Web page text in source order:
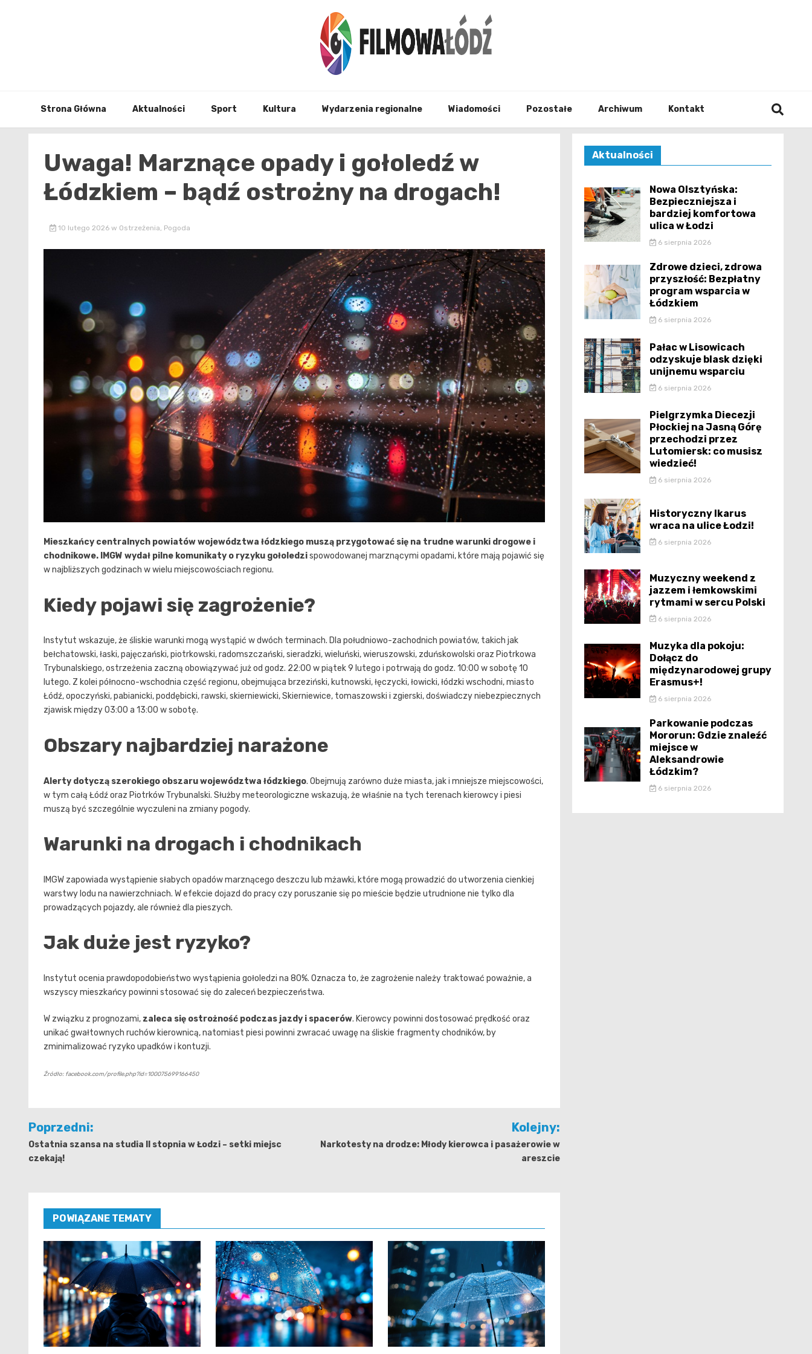
Strona Główna Aktualności Sport Kultura Wydarzenia regionalne Wiadomości Pozostałe Archiwum Kontakt
Uwaga! Marznące opady i gołoledź w
Łódzkiem – bądź ostrożny na drogach!
10 lutego 2026 w Ostrzeżenia, Pogoda
Mieszkańcy centralnych powiatów województwa łódzkiego muszą przygotować się na trudne warunki drogowe i
chodnikowe. IMGW wydał pilne komunikaty o ryzyku gołoledzispowodowanej marznącymi opadami, które mają pojawić się
w najbliższych godzinach w wielu miejscowościach regionu.
Kiedy pojawi się zagrożenie?
Instytut wskazuje, że śliskie warunki mogą wystąpić w dwóch terminach. Dla południowo-zachodnich powiatów, takich jak
bełchatowski, łaski, pajęczański, piotrkowski, radomszczański, sieradzki, wieluński, wieruszowski, zduńskowolski oraz Piotrkowa
Trybunalskiego, ostrzeżenia zaczną obowiązywać już od godz. 22:00 w piątek 9 lutego i potrwają do godz. 10:00 w sobotę 10
lutego. Z kolei północno-wschodnia część regionu, obejmująca brzeziński, kutnowski, łęczycki, łowicki, łódzki wschodni, miasto
Łódź, opoczyński, pabianicki, poddębicki, rawski, skierniewicki, Skierniewice, tomaszowski i zgierski, doświadczy niebezpiecznych
zjawisk między 03:00 a 13:00 w sobotę.
Obszary najbardziej narażone
Alerty dotyczą szerokiego obszaru województwa łódzkiego. Obejmują zarówno duże miasta, jak i mniejsze miejscowości,
w tym całą Łódź oraz Piotrków Trybunalski. Służby meteorologiczne wskazują, że właśnie na tych terenach kierowcy i piesi
muszą być szczególnie wyczuleni na zmiany pogody.
Warunki na drogach i chodnikach
IMGW zapowiada wystąpienie słabych opadów marznącego deszczu lub mżawki, które mogą prowadzić do utworzenia cienkiej
warstwy lodu na nawierzchniach. W efekcie dojazd do pracy czy poruszanie się po mieście będzie utrudnione nie tylko dla
prowadzących pojazdy, ale również dla pieszych.
Jak duże jest ryzyko?
Instytut ocenia prawdopodobieństwo wystąpienia gołoledzi na 80%. Oznacza to, że zagrożenie należy traktować poważnie, a
wszyscy mieszkańcy powinni stosować się do zaleceń bezpieczeństwa.
W związku z prognozami, zaleca się ostrożność podczas jazdy i spacerów. Kierowcy powinni dostosować prędkość oraz
unikać gwałtownych ruchów kierownicą, natomiast piesi powinni zwracać uwagę na śliskie fragmenty chodników, by
zminimalizować ryzyko upadków i kontuzji.
Źródło: facebook.com/profile.php?id=100075699166450
Nawigacja
wpisu
Poprzedni:
Ostatnia szansa na studia II stopnia w Łodzi – setki miejsc
czekają!
Kolejny:
Narkotesty na drodze: Młody kierowca i pasażerowie w
areszcie
POWIĄZANE TEMATY
Aktualności
Nowa Olsztyńska:
Bezpieczniejsza i
bardziej komfortowa
ulica w Łodzi
6 sierpnia 2026
Zdrowe dzieci, zdrowa
przyszłość: Bezpłatny
program wsparcia w
Łódzkiem
6 sierpnia 2026
Pałac w Lisowicach
odzyskuje blask dzięki
unijnemu wsparciu
6 sierpnia 2026
Pielgrzymka Diecezji
Płockiej na Jasną Górę
przechodzi przez
Lutomiersk: co musisz
wiedzieć!
6 sierpnia 2026
Historyczny Ikarus
wraca na ulice Łodzi!
6 sierpnia 2026
Muzyczny weekend z
jazzem i łemkowskimi
rytmami w sercu Polski
6 sierpnia 2026
Muzyka dla pokoju:
Dołącz do
międzynarodowej grupy
Erasmus+!
6 sierpnia 2026
Parkowanie podczas
Mororun: Gdzie znaleźć
miejsce w
Aleksandrowie
Łódzkim?
6 sierpnia 2026